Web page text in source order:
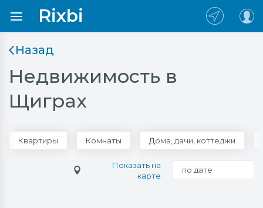
Rixbi
Назад
Недвижимость в
Щиграх
Квартиры Комнаты Дома, дачи, коттеджи
Показать на
карте
по дате